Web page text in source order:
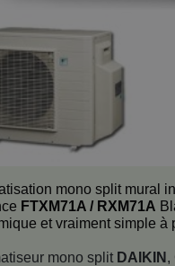
mono split mural
FTXM71A / RXM71A
et vraiment simple à
mono split DAIKIN ,